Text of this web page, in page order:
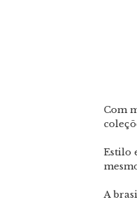
Com
Estilo
A